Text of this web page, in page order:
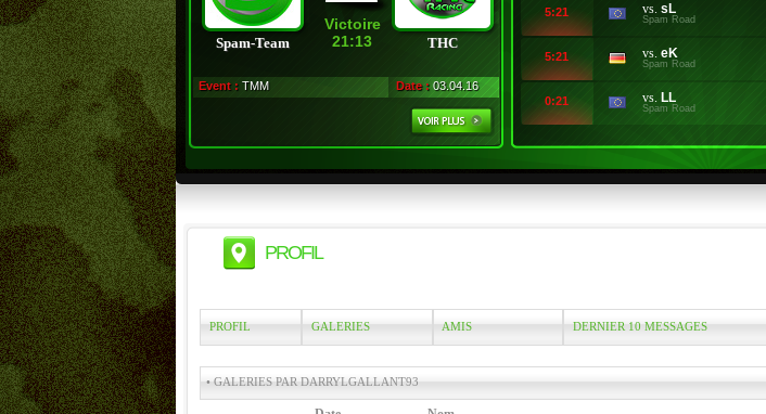
Spam-Team
Victoire
21:13
THC
Event : TMM Date : 03.04.16
5:21 vs. sL
Spam Road
5:21 vs. eK
Spam Road
0:21 vs. LL
Spam Road
PROFIL
PROFIL GALERIES AMIS DERNIER 10 MESSAGES
• GALERIES PAR DARRYLGALLANT93